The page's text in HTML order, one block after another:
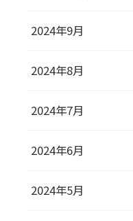
2024年9月
2024年8月
2024年7月
2024年6月
2024年5月